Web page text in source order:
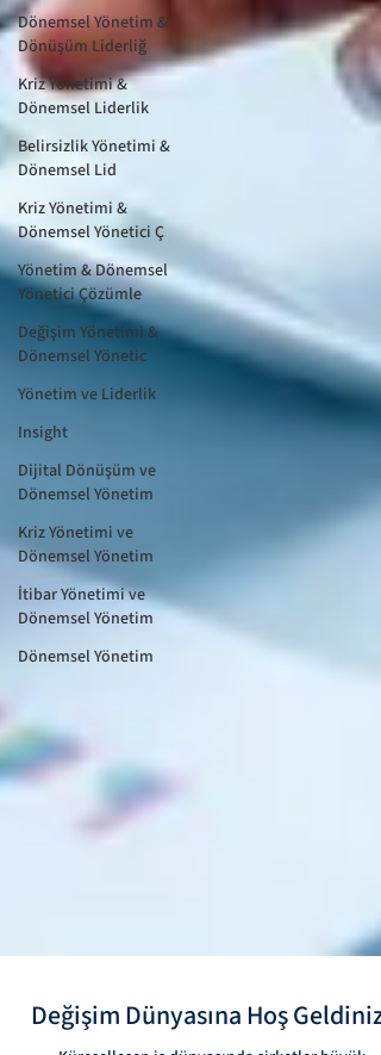
Dönemsel Yönetim &
Dönüşüm Liderliğ
Kriz Yönetimi &
Dönemsel Liderlik
Belirsizlik Yönetimi &
Dönemsel Lid
Kriz Yönetimi &
Dönemsel Yönetici Ç
Yönetim & Dönemsel
Yönetici Çözümle
Değişim Yönetimi &
Dönemsel Yönetic
Yönetim ve Liderlik
Insight
Dijital Dönüşüm ve
Dönemsel Yönetim
Kriz Yönetimi ve
Dönemsel Yönetim
İtibar Yönetimi ve
Dönemsel Yönetim
Dönemsel Yönetim